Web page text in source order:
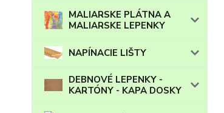
MALIARSKE PLÁTNA A
MALIARSKE LEPENKY
NAPÍNACIE LIŠTY
DEBNOVÉ LEPENKY -
KARTÓNY - KAPA DOSKY